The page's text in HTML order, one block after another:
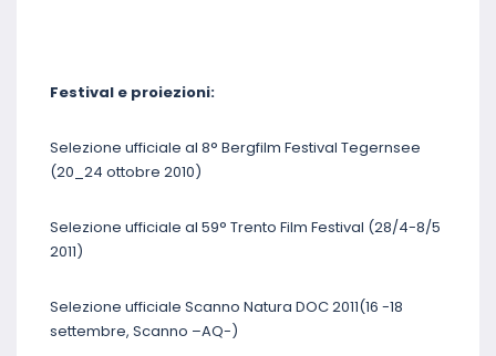
Festival e proiezioni:
Selezione ufficiale al 8° Bergfilm Festival Tegernsee
(20_24 ottobre 2010)
Selezione ufficiale al 59° Trento Film Festival (28/4-8/5
2011)
Selezione ufficiale Scanno Natura DOC 2011(16 -18
settembre, Scanno –AQ-)